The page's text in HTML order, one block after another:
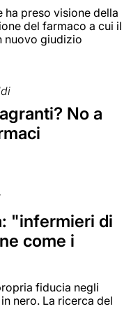
ha preso visione della
del farmaco a cui il
nuovo giudizio
No a
"infermieri di
come i
fiducia negli
nero. La ricerca del